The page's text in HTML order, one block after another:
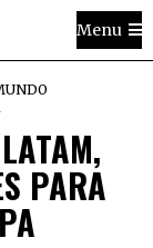
Menu
PARA